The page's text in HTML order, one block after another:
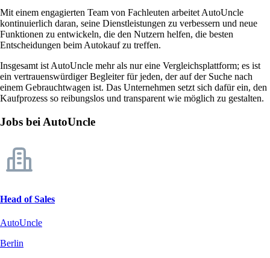
Mit einem engagierten Team von Fachleuten arbeitet AutoUncle
kontinuierlich daran, seine Dienstleistungen zu verbessern und neue
Funktionen zu entwickeln, die den Nutzern helfen, die besten
Entscheidungen beim Autokauf zu treffen.
Insgesamt ist AutoUncle mehr als nur eine Vergleichsplattform; es ist
ein vertrauenswürdiger Begleiter für jeden, der auf der Suche nach
einem Gebrauchtwagen ist. Das Unternehmen setzt sich dafür ein, den
Kaufprozess so reibungslos und transparent wie möglich zu gestalten.
Jobs bei AutoUncle
Head of Sales
AutoUncle
Berlin